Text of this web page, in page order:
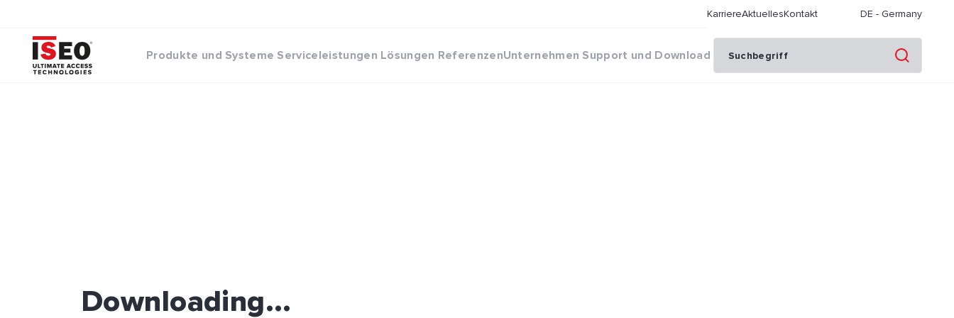
KarriereAktuellesKontakt DE - Germany
Produkte und Systeme Serviceleistungen Lösungen ReferenzenUnternehmen Support und Download
Downloading...